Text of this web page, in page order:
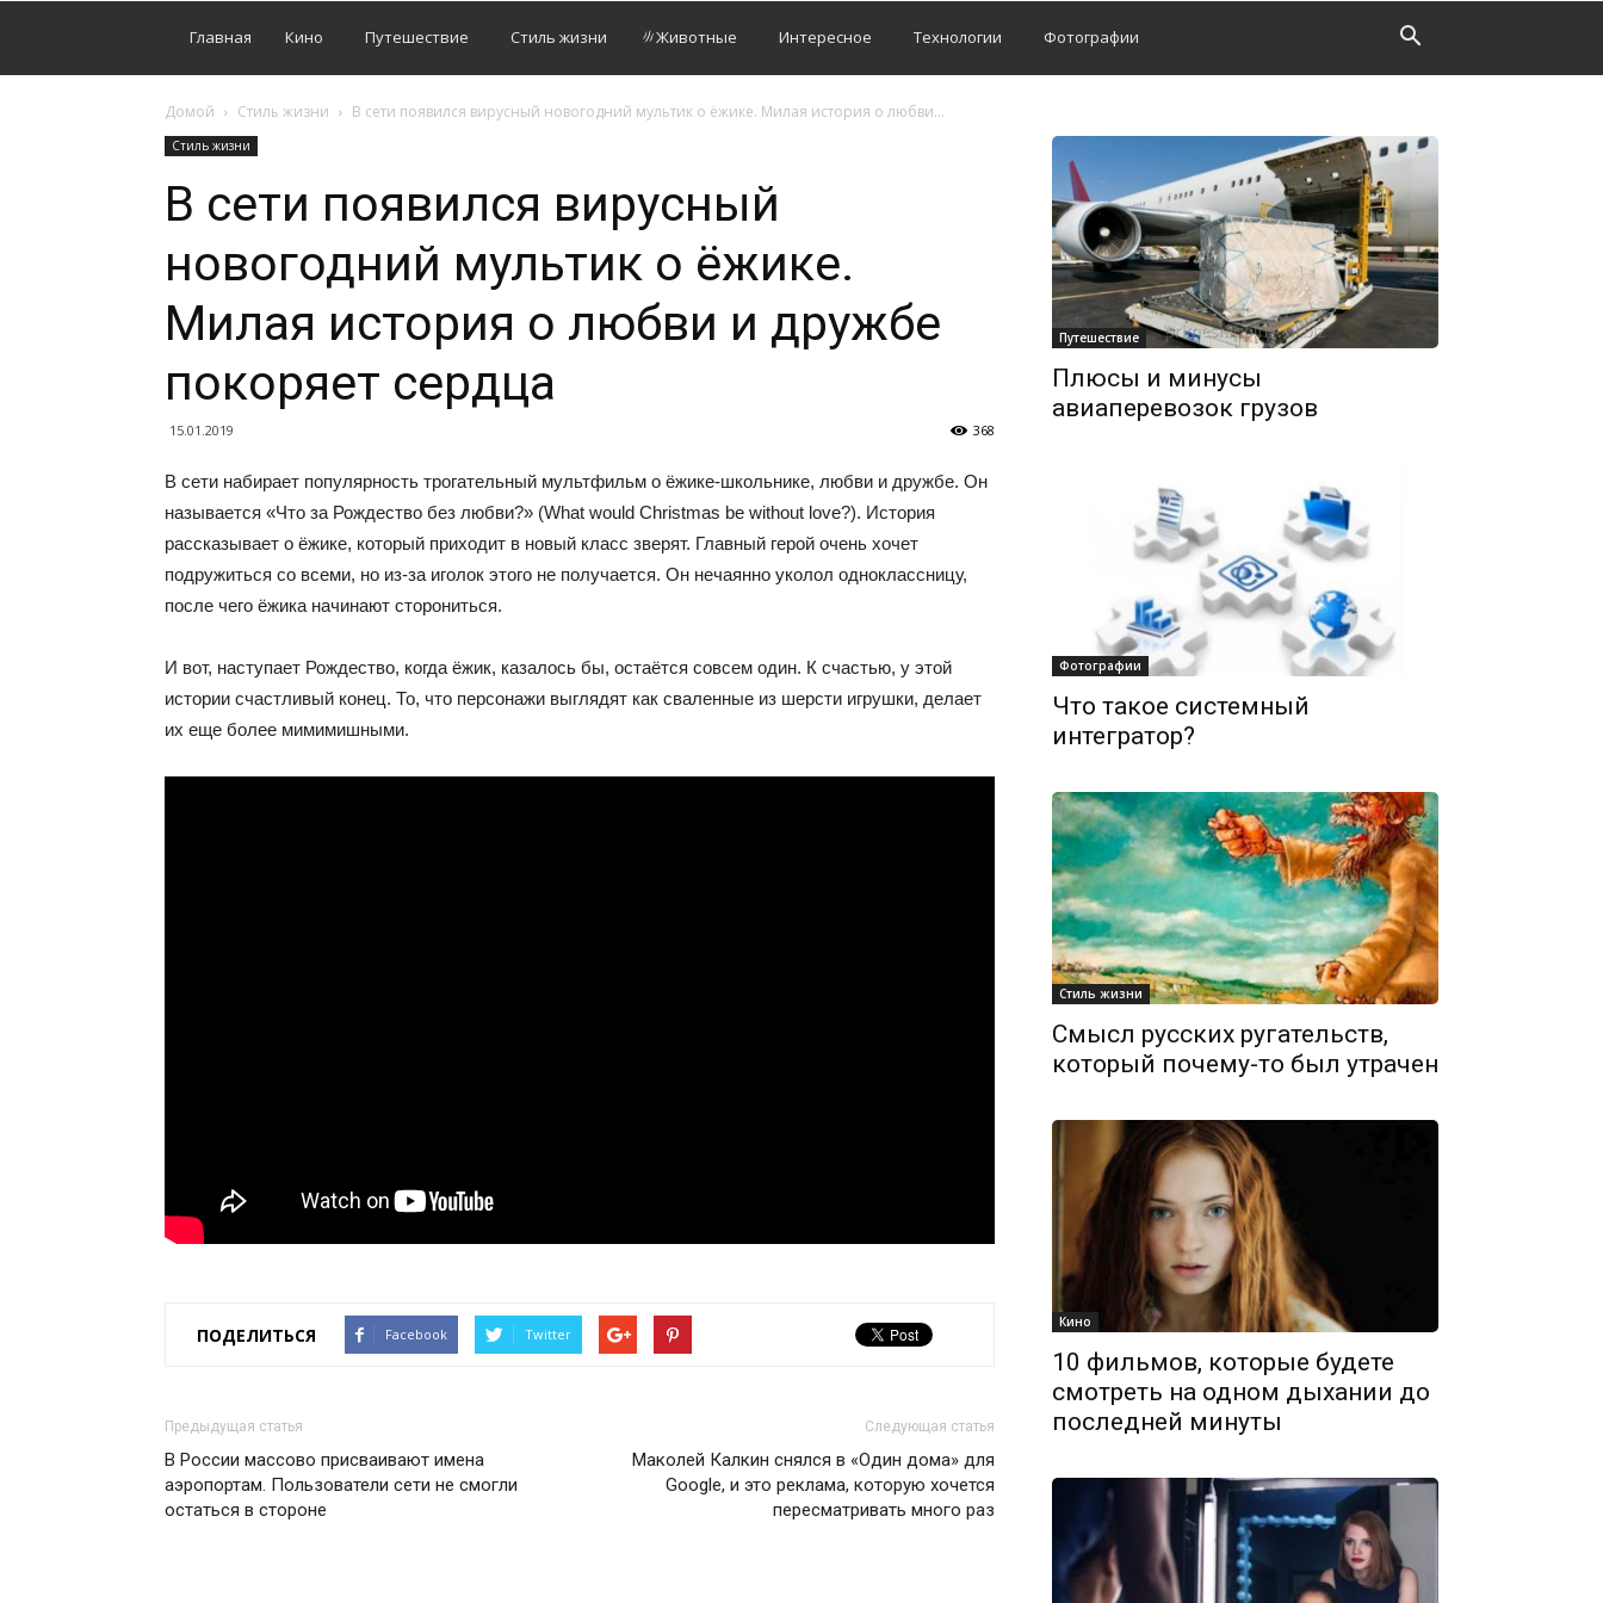
Главная Кино Путешествие Стиль жизни Животные Интересное Технологии Фотографии
Домой Стиль жизни В сети появился вирусный новогодний мультик о ёжике. Милая история о любви...
Стиль жизни
В сети появился вирусный
новогодний мультик о ёжике.
Милая история о любви и дружбе
покоряет сердца
15.01.2019 368
В сети набирает популярность трогательный мультфильм о ёжике-школьнике, любви и дружбе. Он
называется «Что за Рождество без любви?» (What would Christmas be without love?). История
рассказывает о ёжике, который приходит в новый класс зверят. Главный герой очень хочет
подружиться со всеми, но из-за иголок этого не получается. Он нечаянно уколол одноклассницу,
после чего ёжика начинают сторониться.
И вот, наступает Рождество, когда ёжик, казалось бы, остаётся совсем один. К счастью, у этой
истории счастливый конец. То, что персонажи выглядят как сваленные из шерсти игрушки, делает
их еще более мимимишными.
ПОДЕЛИТЬСЯ Facebook Twitter
Предыдущая статья
В России массово присваивают имена
аэропортам. Пользователи сети не смогли
остаться в стороне
Следующая статья
Маколей Калкин снялся в «Один дома» для
Google, и это реклама, которую хочется
пересматривать много раз
Путешествие
Плюсы и минусы
авиаперевозок грузов
Фотографии
Что такое системный
интегратор?
Стиль жизни
Смысл русских ругательств,
который почему-то был утрачен
Кино
10 фильмов, которые будете
смотреть на одном дыхании до
последней минуты